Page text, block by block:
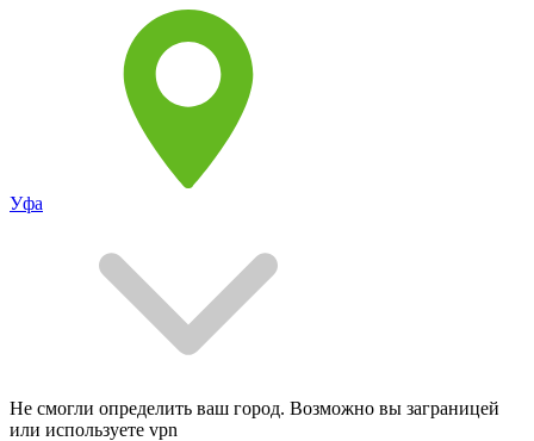
Уфа
Не смогли определить ваш город. Возможно вы заграницей
или используете vpn